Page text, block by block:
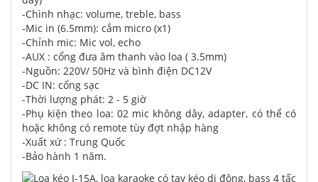
-Chình nhạc: volume, treble, bass
-Mic in (6.5mm): cắm micro (x1)
-Chỉnh mic: Mic vol, echo
-AUX : cổng đưa âm thanh vào loa ( 3.5mm)
-Nguồn: 220V/ 50Hz và bình điện DC12V
-DC IN: cổng sạc
-Thời lượng phát: 2 - 5 giờ
-Phụ kiện theo loa: 02 mic không dây, adapter, có thể có
hoặc không có remote tùy đợt nhập hàng
-Xuất xứ : Trung Quốc
-Bảo hành 1 năm.